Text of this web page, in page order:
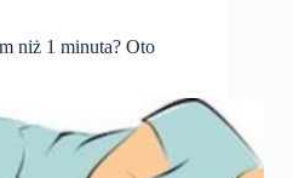
niż 1 minuta? Oto